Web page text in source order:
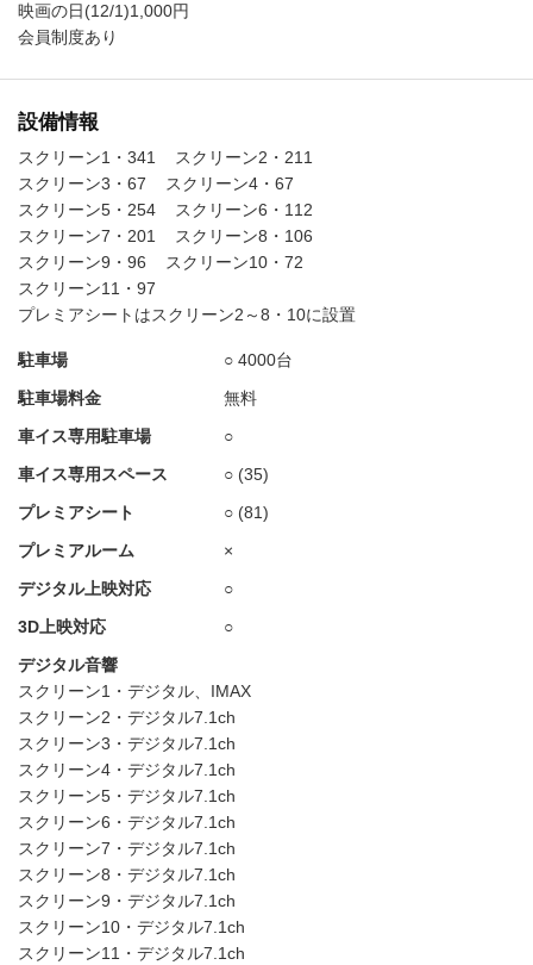
映画の日(12/1)1,000円
会員制度あり
設備情報
スクリーン1・341
スクリーン2・211
スクリーン3・67
スクリーン4・67
スクリーン5・254
スクリーン6・112
スクリーン7・201
スクリーン8・106
スクリーン9・96
スクリーン10・72
スクリーン11・97
プレミアシートはスクリーン2～8・10に設置
駐車場
○ 4000台
駐車場料金
無料
車イス専用駐車場
○
車イス専用スペース
○ (35)
プレミアシート
○ (81)
プレミアルーム
×
デジタル上映対応
○
3D上映対応
○
デジタル音響
スクリーン1・デジタル、IMAX
スクリーン2・デジタル7.1ch
スクリーン3・デジタル7.1ch
スクリーン4・デジタル7.1ch
スクリーン5・デジタル7.1ch
スクリーン6・デジタル7.1ch
スクリーン7・デジタル7.1ch
スクリーン8・デジタル7.1ch
スクリーン9・デジタル7.1ch
スクリーン10・デジタル7.1ch
スクリーン11・デジタル7.1ch